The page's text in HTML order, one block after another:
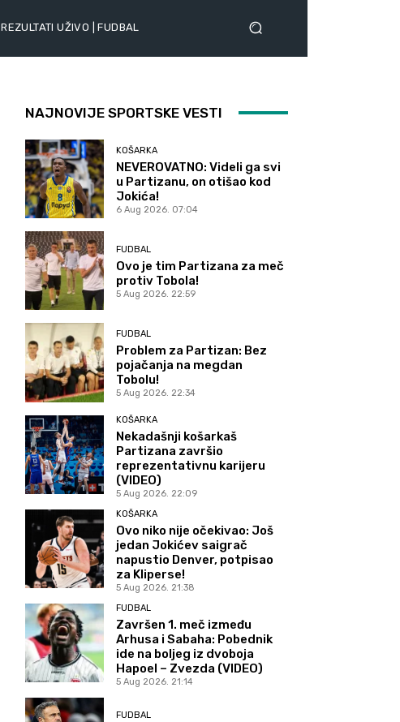
REZULTATI UŽIVO | FUDBAL
NAJNOVIJE SPORTSKE VESTI
KOŠARKA
NEVEROVATNO: Videli ga svi
u Partizanu, on otišao kod
Jokića!
6 Aug 2026. 07:04
FUDBAL
Ovo je tim Partizana za meč
protiv Tobola!
5 Aug 2026. 22:59
FUDBAL
Problem za Partizan: Bez
pojačanja na megdan
Tobolu!
5 Aug 2026. 22:34
KOŠARKA
Nekadašnji košarkaš
Partizana završio
reprezentativnu karijeru
(VIDEO)
5 Aug 2026. 22:09
KOŠARKA
Ovo niko nije očekivao: Još
jedan Jokićev saigrač
napustio Denver, potpisao
za Kliperse!
5 Aug 2026. 21:38
FUDBAL
Završen 1. meč između
Arhusa i Sabaha: Pobednik
ide na boljeg iz dvoboja
Hapoel – Zvezda (VIDEO)
5 Aug 2026. 21:14
FUDBAL